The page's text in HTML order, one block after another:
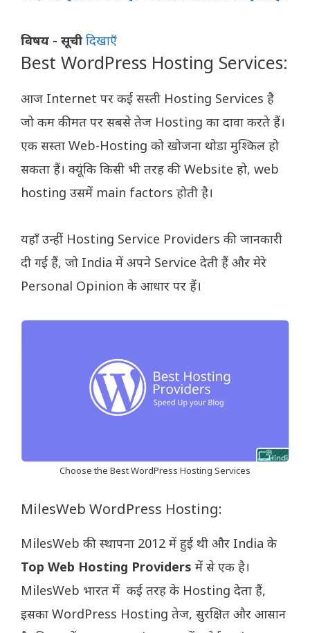
विषय - सूची दिखाएँ
Best WordPress Hosting Services:
आज Internet पर कई सस्ती Hosting Services है
जो कम कीमत पर सबसे तेज Hosting का दावा करते हैं।
एक सस्ता Web-Hosting को खोजना थोडा मुश्किल हो
सकता हैं। क्यूंकि किसी भी तरह की Website हो, web
hosting उसमें main factors होती है।
यहाँ उन्हीं Hosting Service Providers की जानकारी
दी गई हैं, जो India में अपने Service देती हैं और मेरे
Personal Opinion के आधार पर हैं।
Choose the Best WordPress Hosting Services
MilesWeb WordPress Hosting:
MilesWeb की स्थापना 2012 में हुई थी और India के
Top Web Hosting Providers में से एक है।
MilesWeb भारत में कई तरह के Hosting देता हैं,
इसका WordPress Hosting तेज, सुरक्षित और आसान